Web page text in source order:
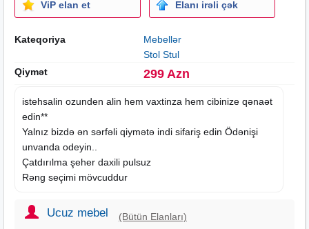
ViP elan et Elanı irəli çək
Kateqoriya
Mebellər
Stol Stul
Qiymət
299 Azn
istehsalin ozunden alin hem vaxtinza hem cibinize qənaət
edin**
Yalnız bizdə ən sərfəli qiymətə indi sifariş edin Ödənişi
unvanda odeyin..
Çatdırılma şeher daxili pulsuz
Rəng seçimi mövcuddur
Ucuz mebel (Bütün Elanları)